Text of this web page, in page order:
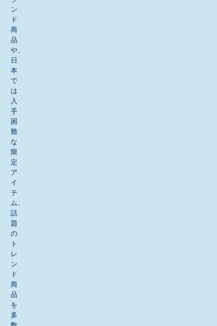
ン
ド
商
品
や、
日
本
で
は
入
手
困
難
な
限
定
ア
イ
テ
ム、
話
題
の
ト
レ
ン
ド
商
品
を
多